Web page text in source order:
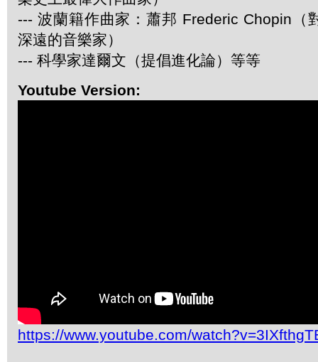
--- 波蘭籍作曲家：蕭邦 Frederic Chopin（
深遠的音樂家）
--- 科學家達爾文（提倡進化論）等等
Youtube Version:
https://www.youtube.com/